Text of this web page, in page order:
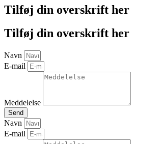
Tilføj din overskrift her
Tilføj din overskrift her
Navn
E-mail
Meddelelse
Send
Navn
E-mail